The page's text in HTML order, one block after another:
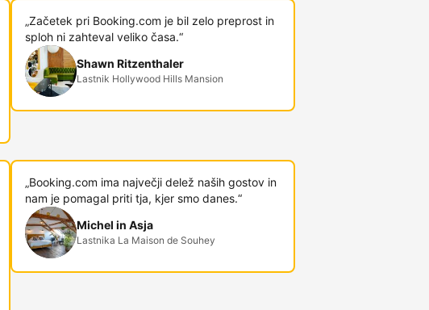
„Začetek pri Booking.com je bil zelo preprost in
sploh ni zahteval veliko časa.“
Shawn Ritzenthaler
Lastnik Hollywood Hills Mansion
„Booking.com ima največji delež naših gostov in
nam je pomagal priti tja, kjer smo danes.“
Michel in Asja
Lastnika La Maison de Souhey